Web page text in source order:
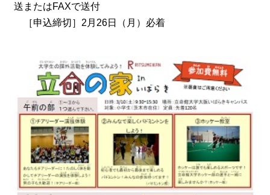
送またはFAXで送付
［申込締切］2月26日（月）必着